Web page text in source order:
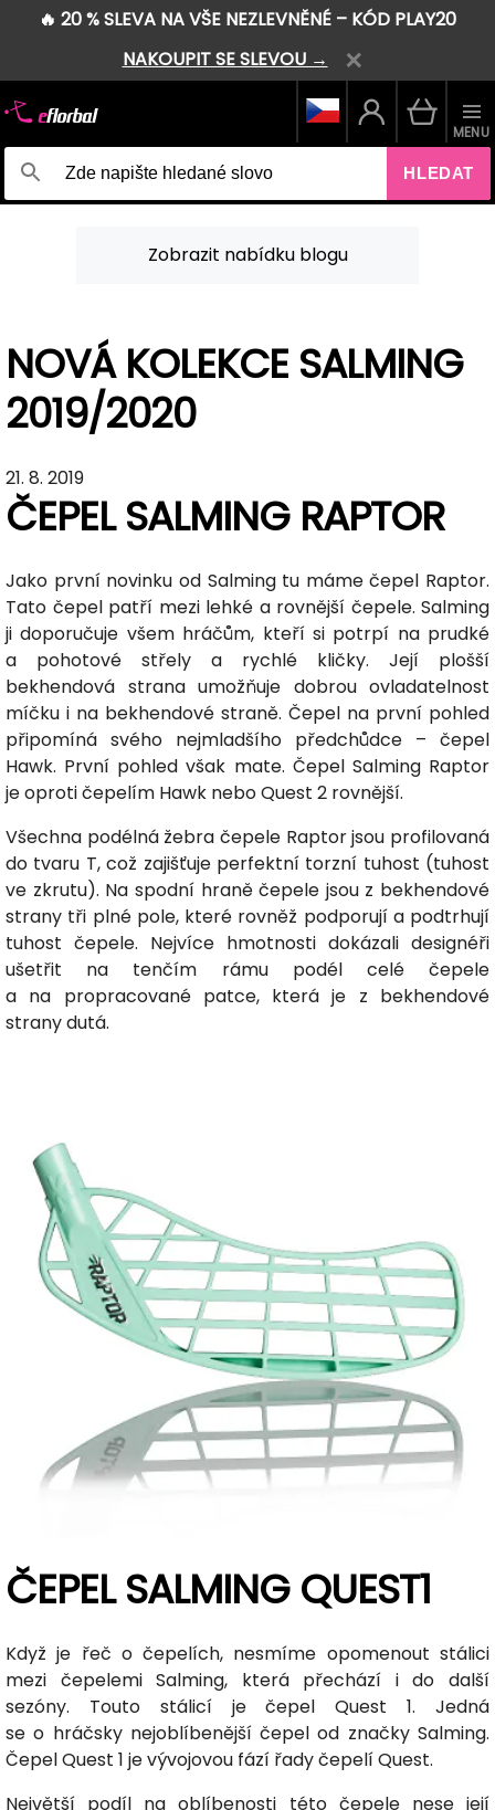
🔥 20 % SLEVA NA VŠE NEZLEVNĚNÉ – KÓD PLAY20
NAKOUPIT SE SLEVOU →
HLEDAT
MENU
Zobrazit nabídku blogu
NOVÁ KOLEKCE SALMING
2019/2020
21. 8. 2019
ČEPEL SALMING RAPTOR
Jako první novinku od Salming tu máme čepel Raptor.
Tato čepel patří mezi lehké a rovnější čepele. Salming
ji doporučuje všem hráčům, kteří si potrpí na prudké
a pohotové střely a rychlé kličky. Její plošší
bekhendová strana umožňuje dobrou ovladatelnost
míčku i na bekhendové straně. Čepel na první pohled
připomíná svého nejmladšího předchůdce – čepel
Hawk. První pohled však mate. Čepel Salming Raptor
je oproti čepelím Hawk nebo Quest 2 rovnější.
Všechna podélná žebra čepele Raptor jsou profilovaná
do tvaru T, což zajišťuje perfektní torzní tuhost (tuhost
ve zkrutu). Na spodní hraně čepele jsou z bekhendové
strany tři plné pole, které rovněž podporují a podtrhují
tuhost čepele. Nejvíce hmotnosti dokázali designéři
ušetřit na tenčím rámu podél celé čepele
a na propracované patce, která je z bekhendové
strany dutá.
ČEPEL SALMING QUEST1
Když je řeč o čepelích, nesmíme opomenout stálici
mezi čepelemi Salming, která přechází i do další
sezóny. Touto stálicí je čepel Quest 1. Jedná
se o hráčsky nejoblíbenější čepel od značky Salming.
Čepel Quest 1 je vývojovou fází řady čepelí Quest.
Největší podíl na oblíbenosti této čepele nese její